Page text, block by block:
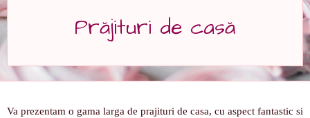
Prăjituri de casă
Va prezentam o gama larga de prajituri de casa, cu aspect fantastic si